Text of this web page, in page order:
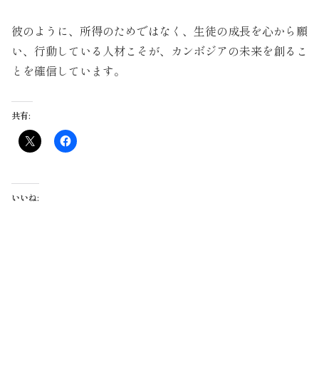
彼のように、所得のためではなく、生徒の成長を心から願
い、行動している人材こそが、カンボジアの未来を創るこ
とを確信しています。
共有:
いいね: